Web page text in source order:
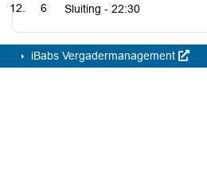
6 Sluiting - 22:30
iBabs Vergadermanagement